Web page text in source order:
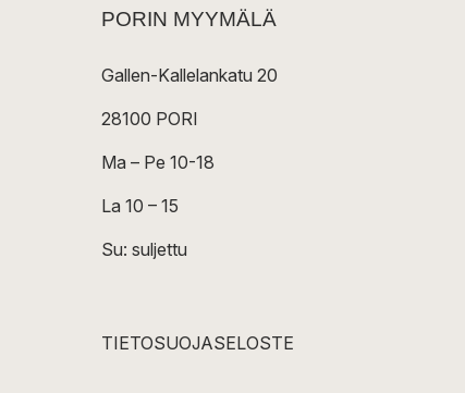
PORIN MYYMÄLÄ
Gallen-Kallelankatu 20
28100 PORI
Ma – Pe 10-18
La 10 – 15
Su: suljettu
TIETOSUOJASELOSTE